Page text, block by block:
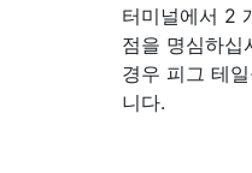
터미널에서 2
점을 명심하십
경우 피그 테
니다.